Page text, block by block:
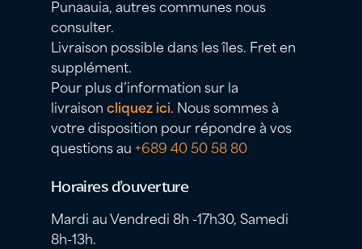
Punaauia, autres communes nous
consulter.
Livraison possible dans les îles. Fret en
supplément.
Pour plus d’information sur la
livraisoncliquez ici. Nous sommes à
votre disposition pour répondre à vos
questions au +689 40 50 58 80
Horaires d’ouverture
Mardi au Vendredi 8h -17h30, Samedi
8h-13h.